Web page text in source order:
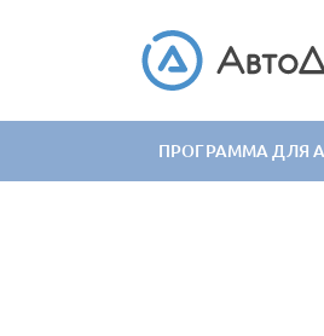
ПРОГРАММА ДЛЯ